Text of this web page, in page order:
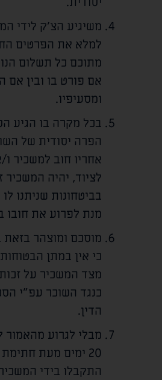
משיגיע הצ'ק לידי
למלא את הפרטים
מתוכם כל תשלום
אם פורט בו ובין אם
ומסעיפיו.
בכל מקרה בו הגיע
הפרה יסודית של
אחריו חוב למשכיר
לציוד, יהיה
בביטחונות שניתנו
מנת לפרוע את חובו
מוסכם ומוצהר
כי אין במתן
מצד המשכיר על
כנגד השוכר עפ"י
הדין.
מבלי לגרוע
20 ימים מעת
התקבלו בידי